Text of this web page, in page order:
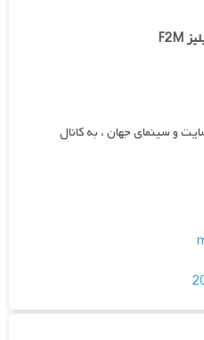
و سینمای جهان ، به کانال